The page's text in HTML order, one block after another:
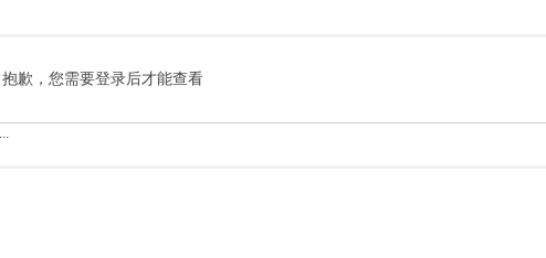
抱歉，您需要登录后才能查看